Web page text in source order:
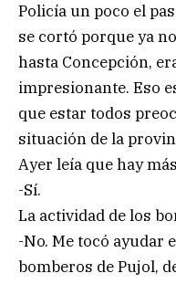
Policía un poco el
se cortó porque ya
hasta Concepción,
impresionante. Eso
que estar todos
situación de la
Ayer leía que hay
-Sí.
La actividad de los
-No. Me tocó ayudar
bomberos de Pujol,